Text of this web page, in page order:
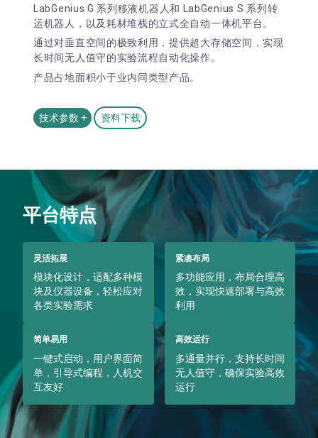
LabGenius G 系列移液机器人和 LabGenius S 系列转
运机器人，以及耗材堆栈的立式全自动一体机平台。
通过对垂直空间的极致利用，提供超大存储空间，实现
长时间无人值守的实验流程自动化操作。
产品占地面积小于业内同类型产品。
技术参数 + 资料下载
平台特点
灵活拓展
模块化设计，适配多种模
块及仪器设备，轻松应对
各类实验需求
紧凑布局
多功能应用，布局合理高
效，实现快速部署与高效
利用
简单易用
一键式启动，用户界面简
单，引导式编程，人机交
互友好
高效运行
多通量并行，支持长时间
无人值守，确保实验高效
运行